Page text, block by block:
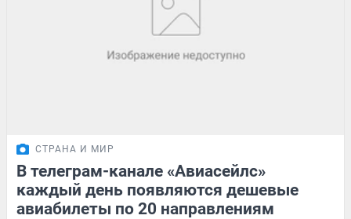
СТРАНА И МИР
В телеграм-канале «Авиасейлс»
каждый день появляются дешевые
авиабилеты по 20 направлениям